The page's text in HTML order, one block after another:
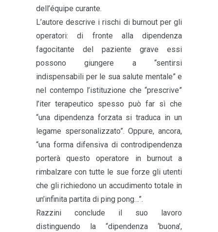
dell’équipe curante.
L’autore descrive i rischi di burnout per gli
operatori: di fronte alla dipendenza
fagocitante del paziente grave essi
possono giungere a “sentirsi
indispensabili per le sua salute mentale” e
nel contempo l’istituzione che “prescrive”
l’iter terapeutico spesso può far sì che
“una dipendenza forzata si traduca in un
legame spersonalizzato”. Oppure, ancora,
“una forma difensiva di controdipendenza
porterà questo operatore in burnout a
rimbalzare con tutte le sue forze gli utenti
che gli richiedono un accudimento totale in
un’infinita partita di ping pong…”.
Razzini conclude il suo lavoro
distinguendo la “dipendenza ‘buona’,